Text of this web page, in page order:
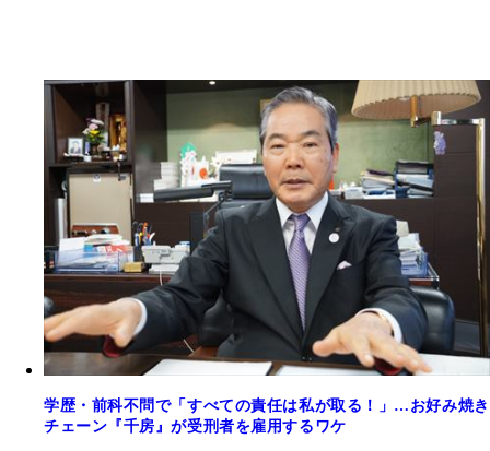
学歴・前科不問で「すべての責任は私が取る！」…お好み焼き
チェーン『千房』が受刑者を雇用するワケ